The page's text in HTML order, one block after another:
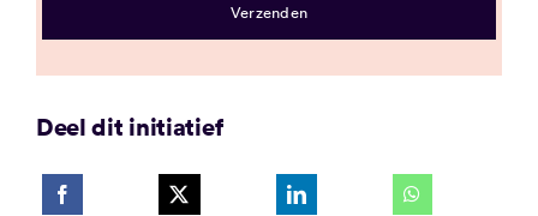
Verzenden
Deel dit initiatief